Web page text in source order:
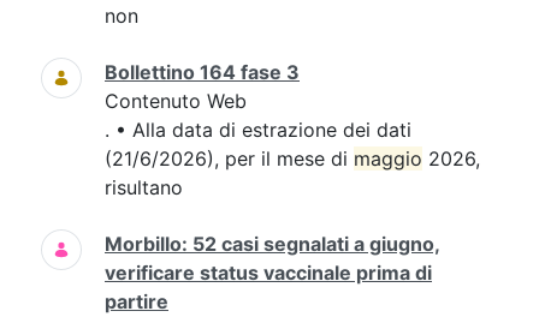
non
Bollettino 164 fase 3
Contenuto Web
. • Alla data di estrazione dei dati
(21/6/2026), per il mese di maggio 2026,
risultano
Morbillo: 52 casi segnalati a giugno,
verificare status vaccinale prima di
partire